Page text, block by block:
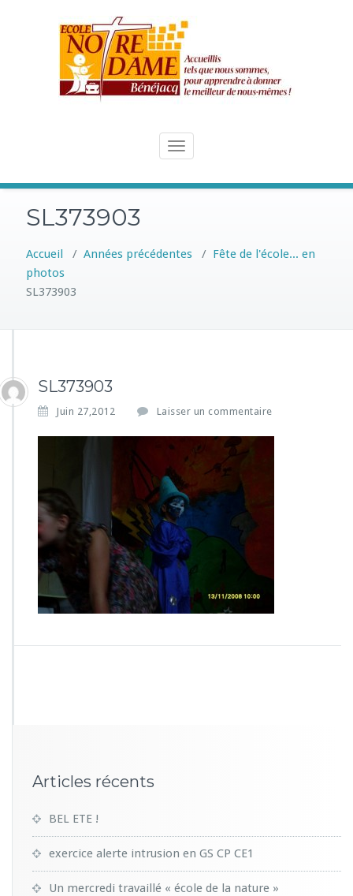
Toggle
SL373903
Accueil / Années précédentes / Fête de l'école... en
photos
SL373903
SL373903
Juin 27,2012 Laisser un commentaire
Articles récents
BEL ETE !
exercice alerte intrusion en GS CP CE1
Un mercredi travaillé « école de la nature »